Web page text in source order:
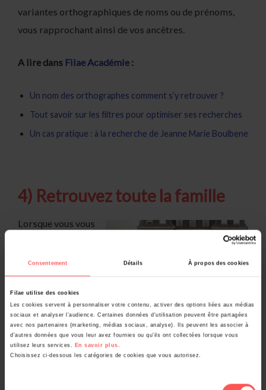
Consentement Détails À propos des cookies
Filae utilise des cookies
Les cookies servent à personnaliser votre contenu, activer des options liées aux médias
sociaux et analyser l’audience. Certaines données d'utilisation peuvent être partagées
avec nos partenaires (marketing, médias sociaux, analyse). Ils peuvent les associer à
d'autres données que vous leur avez fournies ou qu'ils ont collectées lorsque vous
utilisez leurs services. En savoir plus.
Choisissez ci-dessous les catégories de cookies que vous autorisez.
variantes orthographiques de noms ou de prénoms,
vous rapprochant ainsi de vos ancêtres.
A lire dans Filae Académie :
Un nom des orthographes comment s’y retrouver ?
Tout savoir sur les filtres pour optimiser ses recherches
Un cas pratique : à la recherche de Jeanne Marie Boulbene
4) Retrouvez toute la famille
Lorsque vous vous
construction de
votre arbre
généalogique,
votre intérêt se
concentre
principalement
remontez dans le temps, plus il devient essentiel de